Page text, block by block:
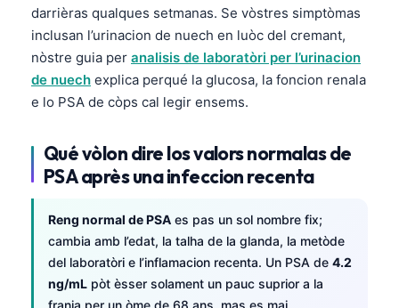
darrièras qualques setmanas. Se vòstres simptòmas
inclusan l’urinacion de nuech en luòc del cremant,
nòstre guia per analisis de laboratòri per l’urinacion
de nuech explica perqué la glucosa, la foncion renala
e lo PSA de còps cal legir ensems.
Qué vòlon dire los valors normalas de
PSA après una infeccion recenta
Reng normal de PSA es pas un sol nombre fix;
cambia amb l’edat, la talha de la glanda, la metòde
del laboratòri e l’inflamacion recenta. Un PSA de 4.2
ng/mL pòt èsser solament un pauc suprior a la
franja per un òme de 68 ans, mas es mai